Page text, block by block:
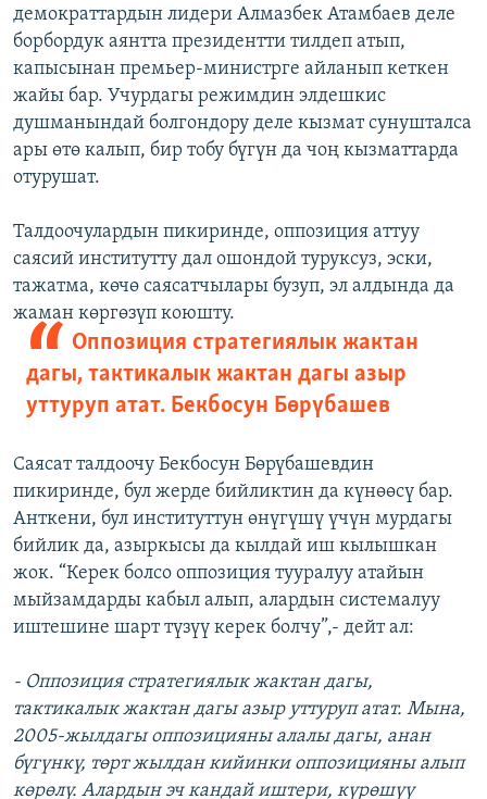
демократтардын лидери Алмазбек Атамбаев деле
борбордук аянтта президентти тилдеп атып,
капысынан премьер-министрге айланып кеткен
жайы бар. Учурдагы режимдин элдешкис
душманындай болгондору деле кызмат сунушталса
ары өтө калып, бир тобу бүгүн да чоң кызматтарда
отурушат.
Талдоочулардын пикиринде, оппозиция аттуу
саясий институтту дал ошондой туруксуз, эски,
тажатма, көчө саясатчылары бузуп, эл алдында да
жаман көргөзүп коюшту.
Оппозиция стратегиялык жактан
дагы, тактикалык жактан дагы азыр
уттуруп атат. Бекбосун Бөрүбашев
Саясат талдоочу Бекбосун Бөрүбашевдин
пикиринде, бул жерде бийликтин да күнөөсү бар.
Анткени, бул институттун өнүгүшү үчүн мурдагы
бийлик да, азыркысы да кылдай иш кылышкан
жок. “Керек болсо оппозиция тууралуу атайын
мыйзамдарды кабыл алып, алардын системалуу
иштешине шарт түзүү керек болчу”,- дейт ал:
- Оппозиция стратегиялык жактан дагы,
тактикалык жактан дагы азыр уттуруп атат. Мына,
2005-жылдагы оппозицияны алалы дагы, анан
бүгүнкү, төрт жылдан кийинки оппозицияны алып
көрөлү. Алардын эч кандай иштери, күрөшүү